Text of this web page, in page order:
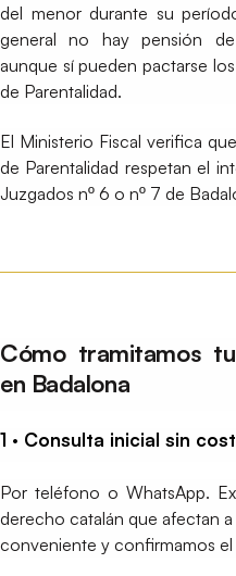
del menor durante su
general no hay pensión
aunque sí pueden pactarse
de Parentalidad.
El Ministerio Fiscal verifica
de Parentalidad respetan el
Juzgados nº 6 o nº 7 de
Cómo tramitamos
en Badalona
1 · Consulta inicial sin
Por teléfono o WhatsApp.
derecho catalán que afectan
conveniente y confirmamos